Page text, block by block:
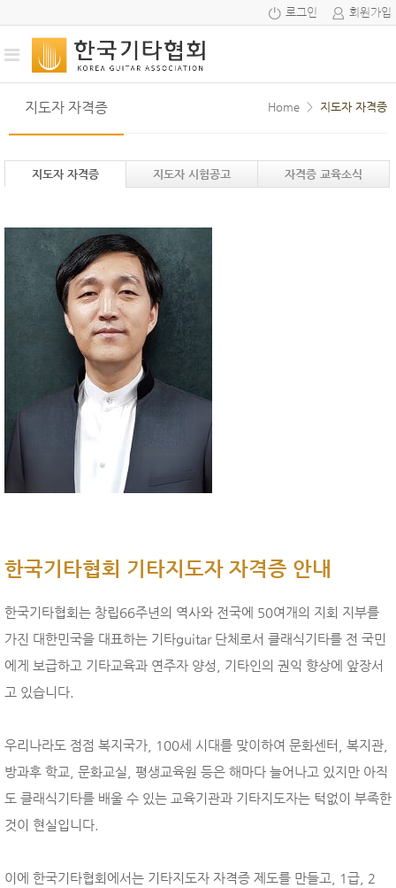
로그인 회원가입
지도자 자격증 Home > 지도자 자격증
지도자 자격증 지도자 시험공고 자격증 교육소식
한국기타협회 기타지도자 자격증 안내
한국기타협회는 창립66주년의 역사와 전국에 50여개의 지회 지부를
가진 대한민국을 대표하는 기타guitar 단체로서 클래식기타를 전 국민
에게 보급하고 기타교육과 연주자 양성, 기타인의 권익 향상에 앞장서
고 있습니다.
우리나라도 점점 복지국가, 100세 시대를 맞이하여 문화센터, 복지관,
방과후 학교, 문화교실, 평생교육원 등은 해마다 늘어나고 있지만 아직
도 클래식기타를 배울 수 있는 교육기관과 기타지도자는 턱없이 부족한
것이 현실입니다.
이에 한국기타협회에서는 기타지도자 자격증 제도를 만들고, 1급, 2